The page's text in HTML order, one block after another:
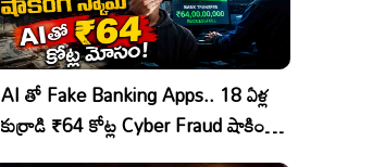
AI తో Fake Banking Apps.. 18 ఏళ్ల
కుర్రాడి ₹64 కోట్ల Cyber Fraud షాకింగ్
ఆపరేషన్!